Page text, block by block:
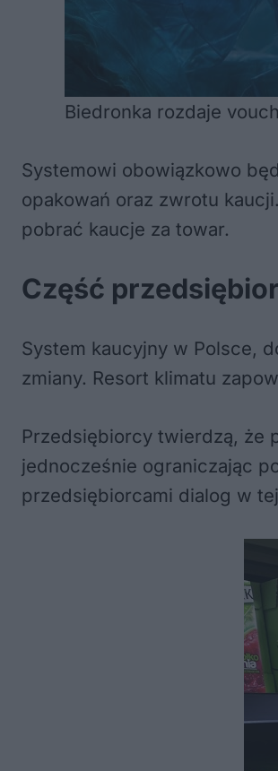
Biedronka rozdaje
Systemowi obowiązkowo
opakowań oraz zwrotu
pobrać kaucje za towar.
Część
System kaucyjny w Polsce,
zmiany. Resort klimatu
Przedsiębiorcy twierdzą, że
jednocześnie ograniczając
przedsiębiorcami dialog w